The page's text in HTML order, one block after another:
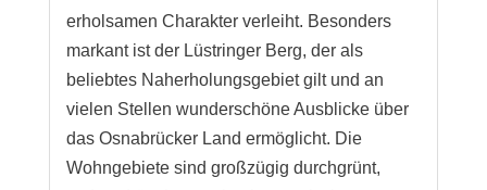
erholsamen Charakter verleiht. Besonders
markant ist der Lüstringer Berg, der als
beliebtes Naherholungsgebiet gilt und an
vielen Stellen wunderschöne Ausblicke über
das Osnabrücker Land ermöglicht. Die
Wohngebiete sind großzügig durchgrünt,